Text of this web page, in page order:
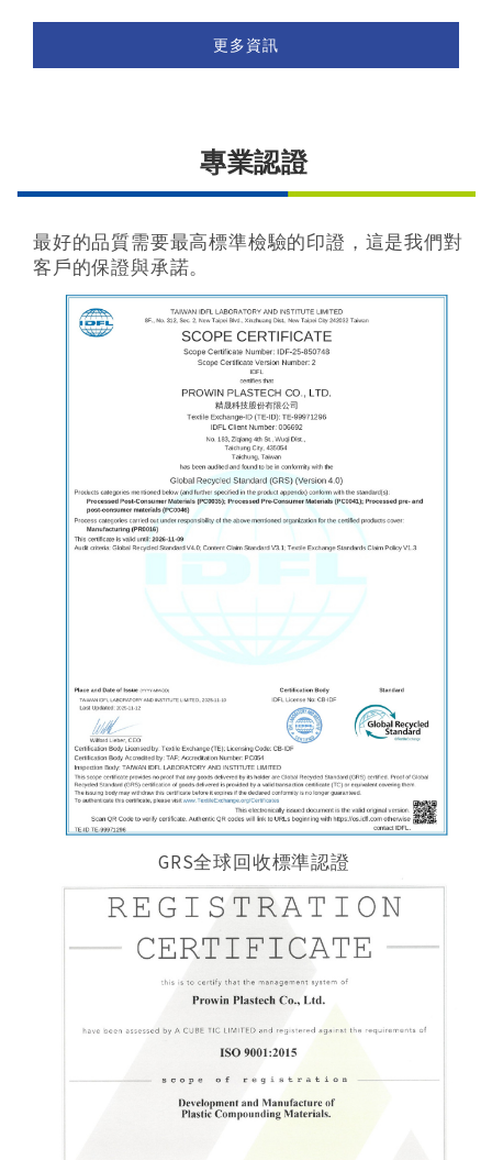
更多資訊
專業認證
最好的品質需要最高標準檢驗的印證，這是我們對
客戶的保證與承諾。
GRS全球回收標準認證